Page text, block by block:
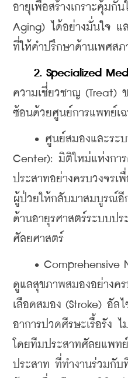
อายุเพื่อสร้างเกราะคุ้มกั
Aging) ได้อย่างมั่นใจ แ
ที่ให้คำปรึกษาด้านเพศสภ
2. Specialized
ความเชี่ยวชาญ (Treat)
ซ้อนด้วยศูนย์การแพทย์เ
• ศูนย์สมองและระบบ
Center): มิติใหม่แห่งกา
ประสาทอย่างครบวงจร
ผู้ป่วยให้กลับมาสมบูรณ์อี
ด้านอายุรศาสตร์ระบบปร
ศัลยศาสตร์
• Comprehensive
ดูแลสุขภาพสมองอย่างค
เลือดสมอง (Stroke) อัล
อาการปวดศีรษะเรื้อรัง
โดยทีมประสาทศัลยแพท
ประสาท ที่ทำงานร่วมกั